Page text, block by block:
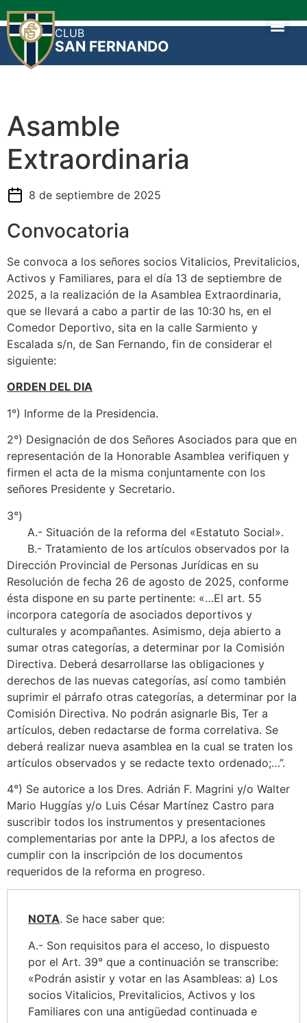
CLUB
SAN FERNANDO
Asamble
Extraordinaria
8 de septiembre de 2025
Convocatoria
Se convoca a los señores socios Vitalicios, Previtalicios,
Activos y Familiares, para el día 13 de septiembre de
2025, a la realización de la Asamblea Extraordinaria,
que se llevará a cabo a partir de las 10:30 hs, en el
Comedor Deportivo, sita en la calle Sarmiento y
Escalada s/n, de San Fernando, fin de considerar el
siguiente:
ORDEN DEL DIA
1°) Informe de la Presidencia.
2°) Designación de dos Señores Asociados para que en
representación de la Honorable Asamblea verifiquen y
firmen el acta de la misma conjuntamente con los
señores Presidente y Secretario.
3°)
A.- Situación de la reforma del «Estatuto Social».
B.- Tratamiento de los artículos observados por la
Dirección Provincial de Personas Jurídicas en su
Resolución de fecha 26 de agosto de 2025, conforme
ésta dispone en su parte pertinente: «…El art. 55
incorpora categoría de asociados deportivos y
culturales y acompañantes. Asimismo, deja abierto a
sumar otras categorías, a determinar por la Comisión
Directiva. Deberá desarrollarse las obligaciones y
derechos de las nuevas categorías, así como también
suprimir el párrafo otras categorías, a determinar por la
Comisión Directiva. No podrán asignarle Bis, Ter a
artículos, deben redactarse de forma correlativa. Se
deberá realizar nueva asamblea en la cual se traten los
artículos observados y se redacte texto ordenado;…”.
4°) Se autorice a los Dres. Adrián F. Magrini y/o Walter
Mario Huggías y/o Luis César Martínez Castro para
suscribir todos los instrumentos y presentaciones
complementarias por ante la DPPJ, a los afectos de
cumplir con la inscripción de los documentos
requeridos de la reforma en progreso.
NOTA. Se hace saber que:
A.- Son requisitos para el acceso, lo dispuesto
por el Art. 39° que a continuación se transcribe:
«Podrán asistir y votar en las Asambleas: a) Los
socios Vitalicios, Previtalicios, Activos y los
Familiares con una antigüedad continuada e